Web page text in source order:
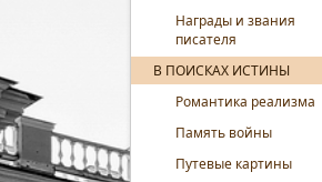
Награды и звания
писателя
В ПОИСКАХ ИСТИНЫ
Романтика реализма
Память войны
Путевые картины